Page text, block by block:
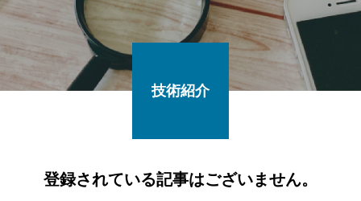
技術紹介
登録されている記事はございません。